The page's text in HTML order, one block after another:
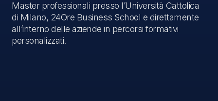
Master professionali presso l’Università Cattolica
di Milano, 24Ore Business School e direttamente
all’interno delle aziende in percorsi formativi
personalizzati.